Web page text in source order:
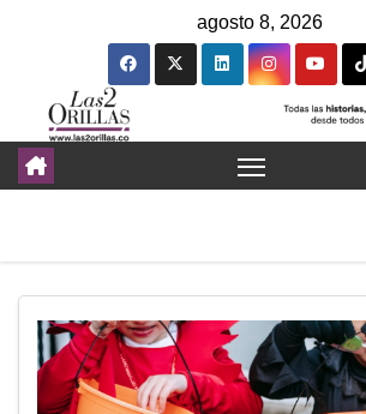
agosto 8, 2026